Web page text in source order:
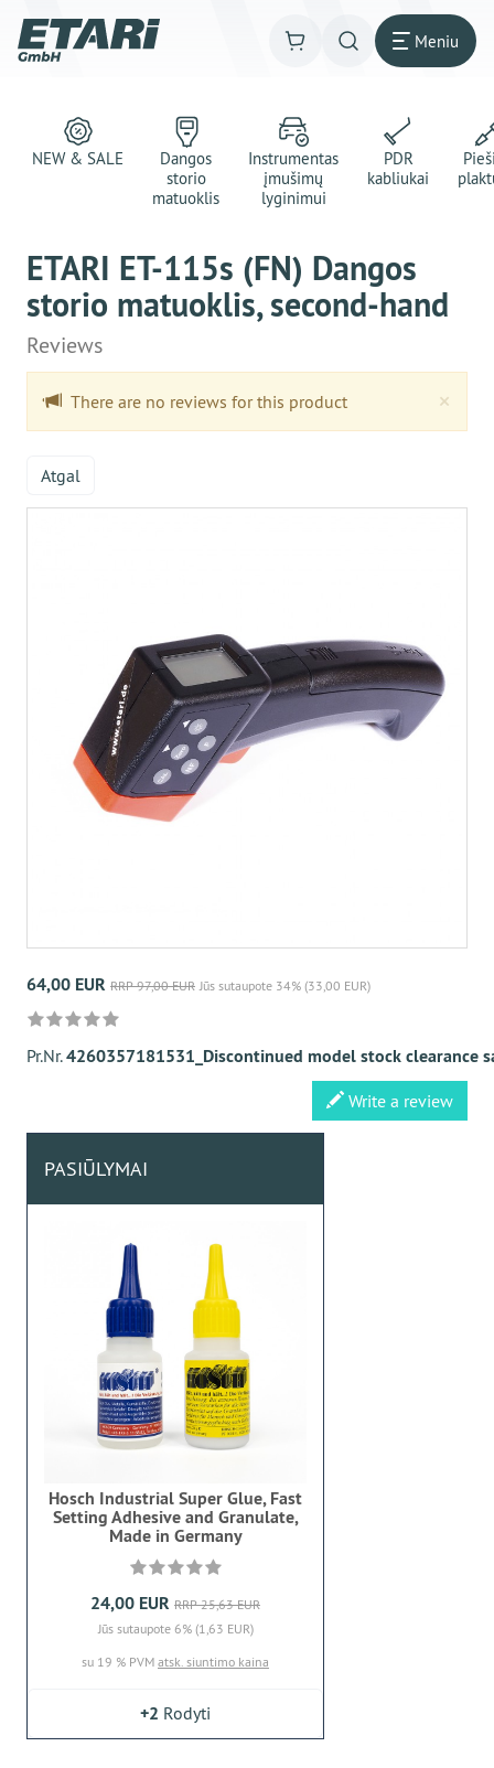
Meniu
NEW & SALE
Dangos
storio
matuoklis
Instrumentas
įmušimų
lyginimui
PDR
kabliukai
ETARI ET-115s (FN) Dangos
storio matuoklis, second-hand
Reviews
×
There are no reviews for this product
Atgal
64,00 EUR RRP 97,00 EUR Jūs sutaupote 34% (33,00 EUR)
Pr.Nr.4260357181531_Discontinued model stock clearance
Write a review
PASIŪLYMAI
Hosch Industrial Super Glue, Fast
Setting Adhesive and Granulate,
Made in Germany
24,00 EUR RRP 25,63 EUR
Jūs sutaupote 6% (1,63 EUR)
su 19 % PVM atsk. siuntimo kaina
+2 Rodyti